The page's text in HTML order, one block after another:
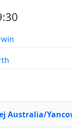
Australia/